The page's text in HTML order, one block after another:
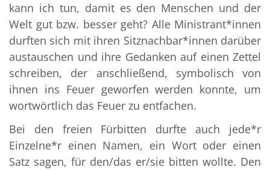
kann ich tun, damit es den Menschen und der
Welt gut bzw. besser geht? Alle Ministrant*innen
durften sich mit ihren Sitznachbar*innen darüber
austauschen und ihre Gedanken auf einen Zettel
schreiben, der anschließend, symbolisch von
ihnen ins Feuer geworfen werden konnte, um
wortwörtlich das Feuer zu entfachen.
Bei den freien Fürbitten durfte auch jede*r
Einzelne*r einen Namen, ein Wort oder einen
Satz sagen, für den/das er/sie bitten wollte. Den